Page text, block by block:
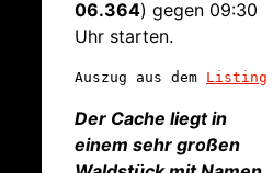
06.364) gegen 09:30
Uhr starten.
Auszug aus dem Listing
Der Cache liegt in
einem sehr großen